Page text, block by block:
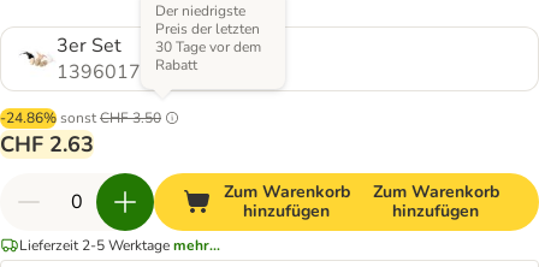
3er Set
1396017.0
-24.86%sonstCHF 3.50
Der niedrigste
Preis der letzten
30 Tage vor dem
Rabatt
CHF 2.63
Zum Warenkorb
hinzufügen
Zum Warenkorb
hinzufügen
Lieferzeit 2-5 Werktagemehr...